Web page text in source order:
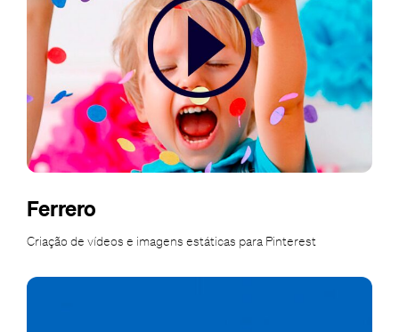
Ferrero
Criação de vídeos e imagens estáticas para Pinterest